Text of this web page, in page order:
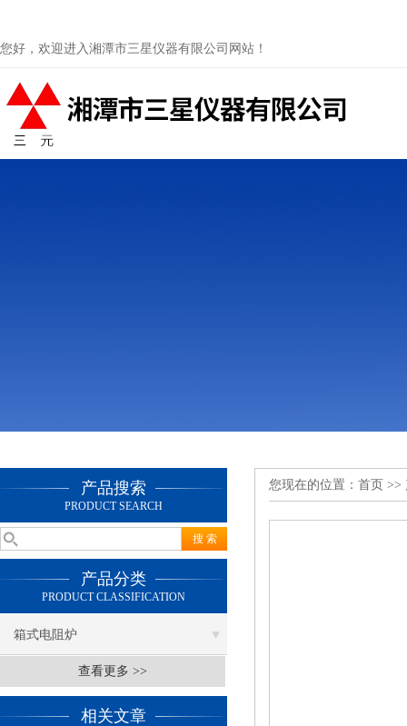
您好，欢迎进入湘潭市三星仪器有限公司网站！
产品搜索
PRODUCT SEARCH
产品分类
PRODUCT CLASSIFICATION
箱式电阻炉
查看更多 >>
相关文章
您现在的位置： 首页 >>